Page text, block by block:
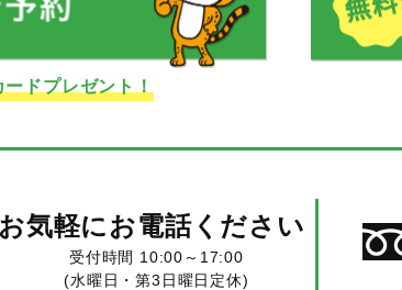
ドプレゼント！
お気軽にお電話ください
受付時間 10:00～17:00
(水曜日・第3日曜日定休)